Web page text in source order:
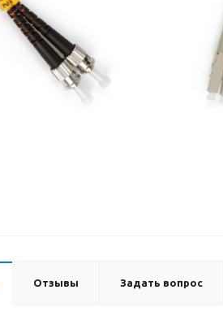
Отзывы Задать вопрос